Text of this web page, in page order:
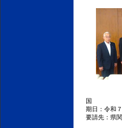
国
期日：令和
要請先：県